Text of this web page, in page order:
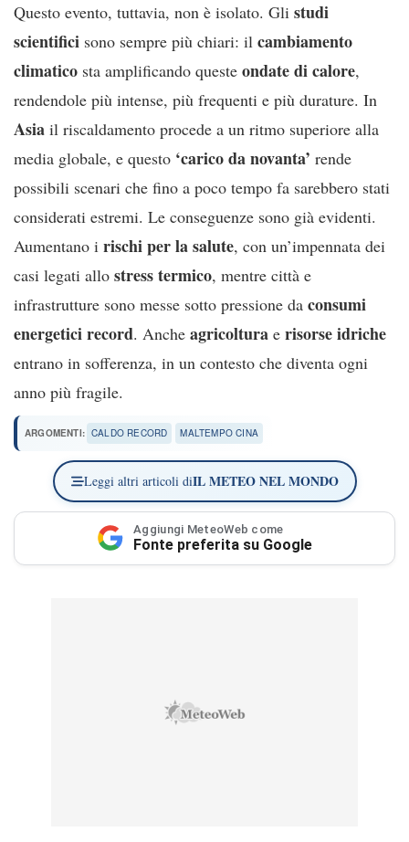
Questo evento, tuttavia, non è isolato. Gli studi
scientifici sono sempre più chiari: il cambiamento
climatico sta amplificando queste ondate di calore,
rendendole più intense, più frequenti e più durature. In
Asia il riscaldamento procede a un ritmo superiore alla
media globale, e questo ‘carico da novanta’ rende
possibili scenari che fino a poco tempo fa sarebbero stati
considerati estremi. Le conseguenze sono già evidenti.
Aumentano i rischi per la salute, con un’impennata dei
casi legati allo stress termico, mentre città e
infrastrutture sono messe sotto pressione da consumi
energetici record. Anche agricoltura e risorse idriche
entrano in sofferenza, in un contesto che diventa ogni
anno più fragile.
ARGOMENTI: CALDO RECORD MALTEMPO CINA
Leggi altri articoli diIL METEO NEL MONDO
Aggiungi MeteoWeb come
Fonte preferita su Google